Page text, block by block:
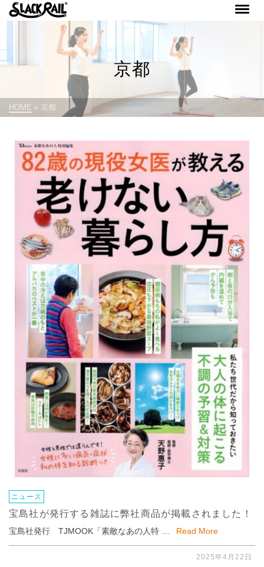
京都
HOME » 京都
ニュース
宝島社が発行する雑誌に弊社商品が掲載されました！
宝島社発行 TJMOOK「素敵なあの人特 … Read More
2025年4月22日